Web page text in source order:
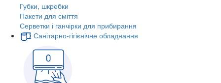
Губки, шкребки
Пакети для сміття
Серветки і ганчірки для прибирання
Санітарно-гігієнічне обладнання